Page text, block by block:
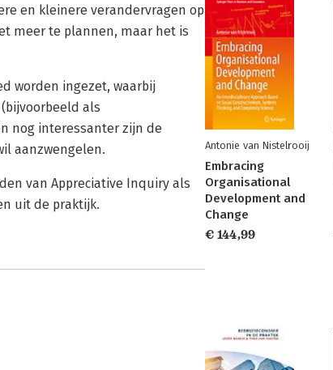
en kleinere verandervragen op
meer te plannen, maar het is
worden ingezet, waarbij
als
nog interessanter zijn de
aanzwengelen.
van Appreciative Inquiry als
uit de praktijk.
Antonie van Nistelrooij
Embracing
Organisational
Development and
Change
€ 144,99